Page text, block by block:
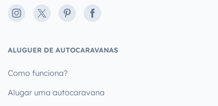
Instagram
X PinterestFacebook
ALUGUER DE AUTOCARAVANAS
Como funciona?
Alugar uma autocaravana